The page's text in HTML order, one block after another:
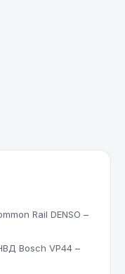
Rail DENSO –
Bosch VP44 –